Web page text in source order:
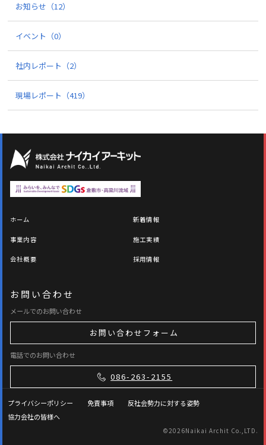
お知らせ （12）
イベント （0）
社内レポート （2）
現場レポート （419）
ホーム 新着情報
事業内容 施工実績
会社概要 採用情報
お問い合わせ
メールでのお問い合わせ
お問い合わせフォーム
電話でのお問い合わせ
086-263-2155
プライバシーポリシー 免責事項
反社会勢力に対する姿勢
協力会社の皆様へ
©2026Naikai Archit Co.,LTD.